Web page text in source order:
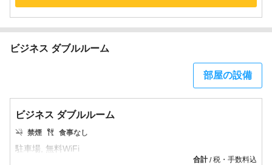
ビジネス ダブルルーム
部屋の設備
ビジネス ダブルルーム
禁煙 食事なし
合計/税・手数料込